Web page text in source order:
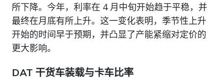
所下降。今年，利率在 4 月中旬开始趋于平稳，并
最终在月底有所上升。这一变化表明，季节性上升
开始的时间早于预期，并凸显了产能紧缩对定价的
更大影响。
DAT 干货车装载与卡车比率